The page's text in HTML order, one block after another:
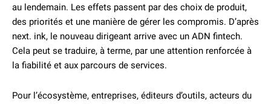
au lendemain. Les effets passent par des choix de produit,
des priorités et une manière de gérer les compromis. D’après
next. ink, le nouveau dirigeant arrive avec un ADN fintech.
Cela peut se traduire, à terme, par une attention renforcée à
la fiabilité et aux parcours de services.
Pour l’écosystème, entreprises, éditeurs d’outils, acteurs du